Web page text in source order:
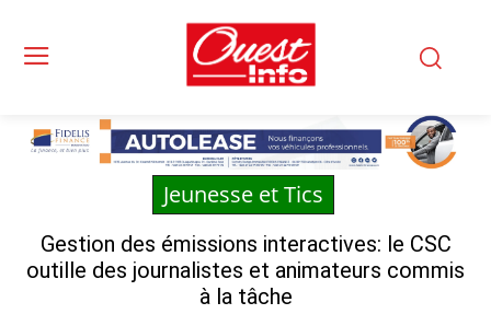
Jeunesse et Tics
Gestion des émissions interactives: le CSC
outille des journalistes et animateurs commis
à la tâche